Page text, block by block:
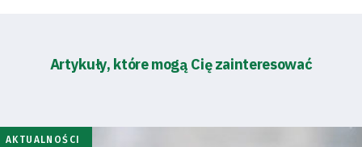
Artykuły, które mogą Cię zainteresować
AKTUALNOŚCI